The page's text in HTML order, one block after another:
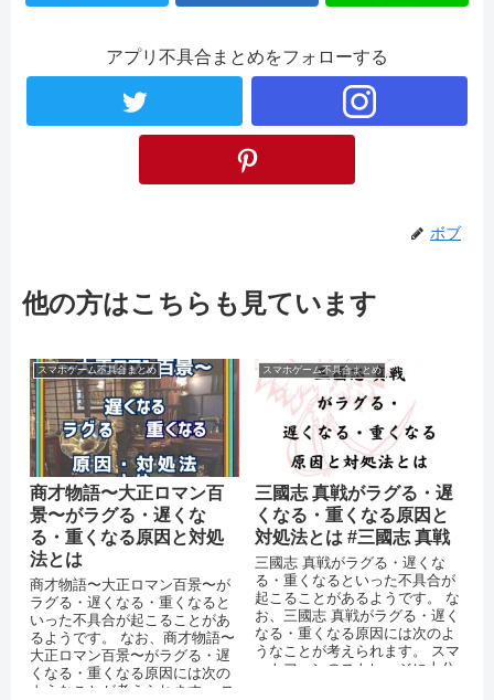
アプリ不具合まとめをフォローする
ボブ
他の方はこちらも見ています
スマホゲーム不具合まとめ
商才物語〜大正ロマン百
景〜がラグる・遅くな
る・重くなる原因と対処
法とは
商才物語〜大正ロマン百景〜が
ラグる・遅くなる・重くなると
いった不具合が起こることがあ
るようです。 なお、商才物語〜
大正ロマン百景〜がラグる・遅
くなる・重くなる原因には次の
ようなことが考えられます。 ス
スマホゲーム不具合まとめ
三國志 真戦がラグる・遅
くなる・重くなる原因と
対処法とは #三國志 真戦
三國志 真戦がラグる・遅くな
る・重くなるといった不具合が
起こることがあるようです。 な
お、三國志 真戦がラグる・遅く
なる・重くなる原因には次のよ
うなことが考えられます。 スマ
ートフォンのストレージに十分